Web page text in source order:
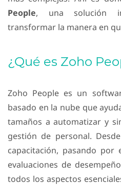
People, una solución
transformar la manera en
¿Qué es Zoho
Zoho People es un
basado en la nube que
tamaños a automatizar y
gestión de personal.
capacitación, pasando
evaluaciones de
todos los aspectos